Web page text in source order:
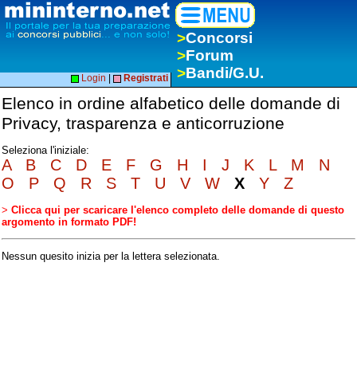
>Concorsi
>Forum
>Bandi/G.U.
Login Registrati
Elenco in ordine alfabetico delle domande di
Privacy, trasparenza e anticorruzione
Seleziona l'iniziale:
A B C D E F G H I J K L M
N
O
P Q R S T U V W X Y Z
> Clicca qui per scaricare l'elenco completo delle domande di questo
argomento in formato PDF!
Nessun quesito inizia per la lettera selezionata.